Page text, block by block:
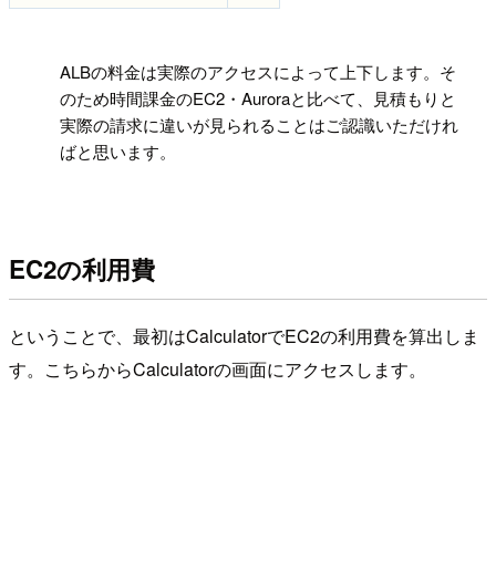
ALBの料金は実際のアクセスによって上下します。そ
のため時間課金のEC2・Auroraと比べて、見積もりと
実際の請求に違いが見られることはご認識いただけれ
ばと思います。
EC2の利用費
ということで、最初はCalculatorでEC2の利用費を算出しま
す。こちらからCalculatorの画面にアクセスします。